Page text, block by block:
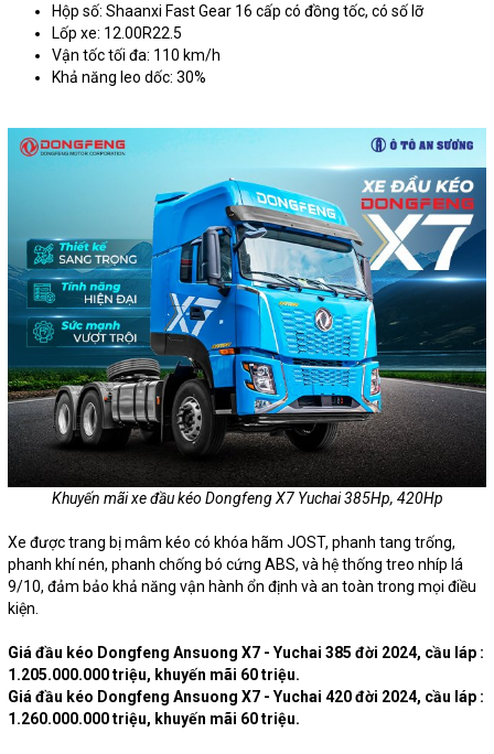
Hộp số: Shaanxi Fast Gear 16 cấp có đồng tốc, có số lỡ
Lốp xe: 12.00R22.5
Vận tốc tối đa: 110 km/h
Khả năng leo dốc: 30%
Khuyến mãi xe đầu kéo Dongfeng X7 Yuchai 385Hp, 420Hp
Xe được trang bị mâm kéo có khóa hãm JOST, phanh tang trống,
phanh khí nén, phanh chống bó cứng ABS, và hệ thống treo nhíp lá
9/10, đảm bảo khả năng vận hành ổn định và an toàn trong mọi điều
kiện.
Giá đầu kéo Dongfeng Ansuong X7 - Yuchai 385 đời 2024, cầu láp :
1.205.000.000 triệu, khuyến mãi 60 triệu.
Giá đầu kéo Dongfeng Ansuong X7 - Yuchai 420 đời 2024, cầu láp :
1.260.000.000 triệu, khuyến mãi 60 triệu.